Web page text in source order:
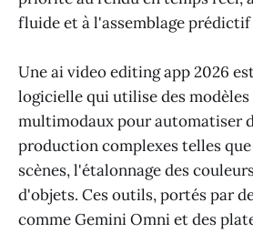
fluide et à l'assemblage prédictif
Une ai video editing app 2026
logicielle qui utilise des
multimodaux pour automatiser
production complexes telles que
scènes, l'étalonnage des
d'objets. Ces outils, portés par
comme Gemini Omni et des